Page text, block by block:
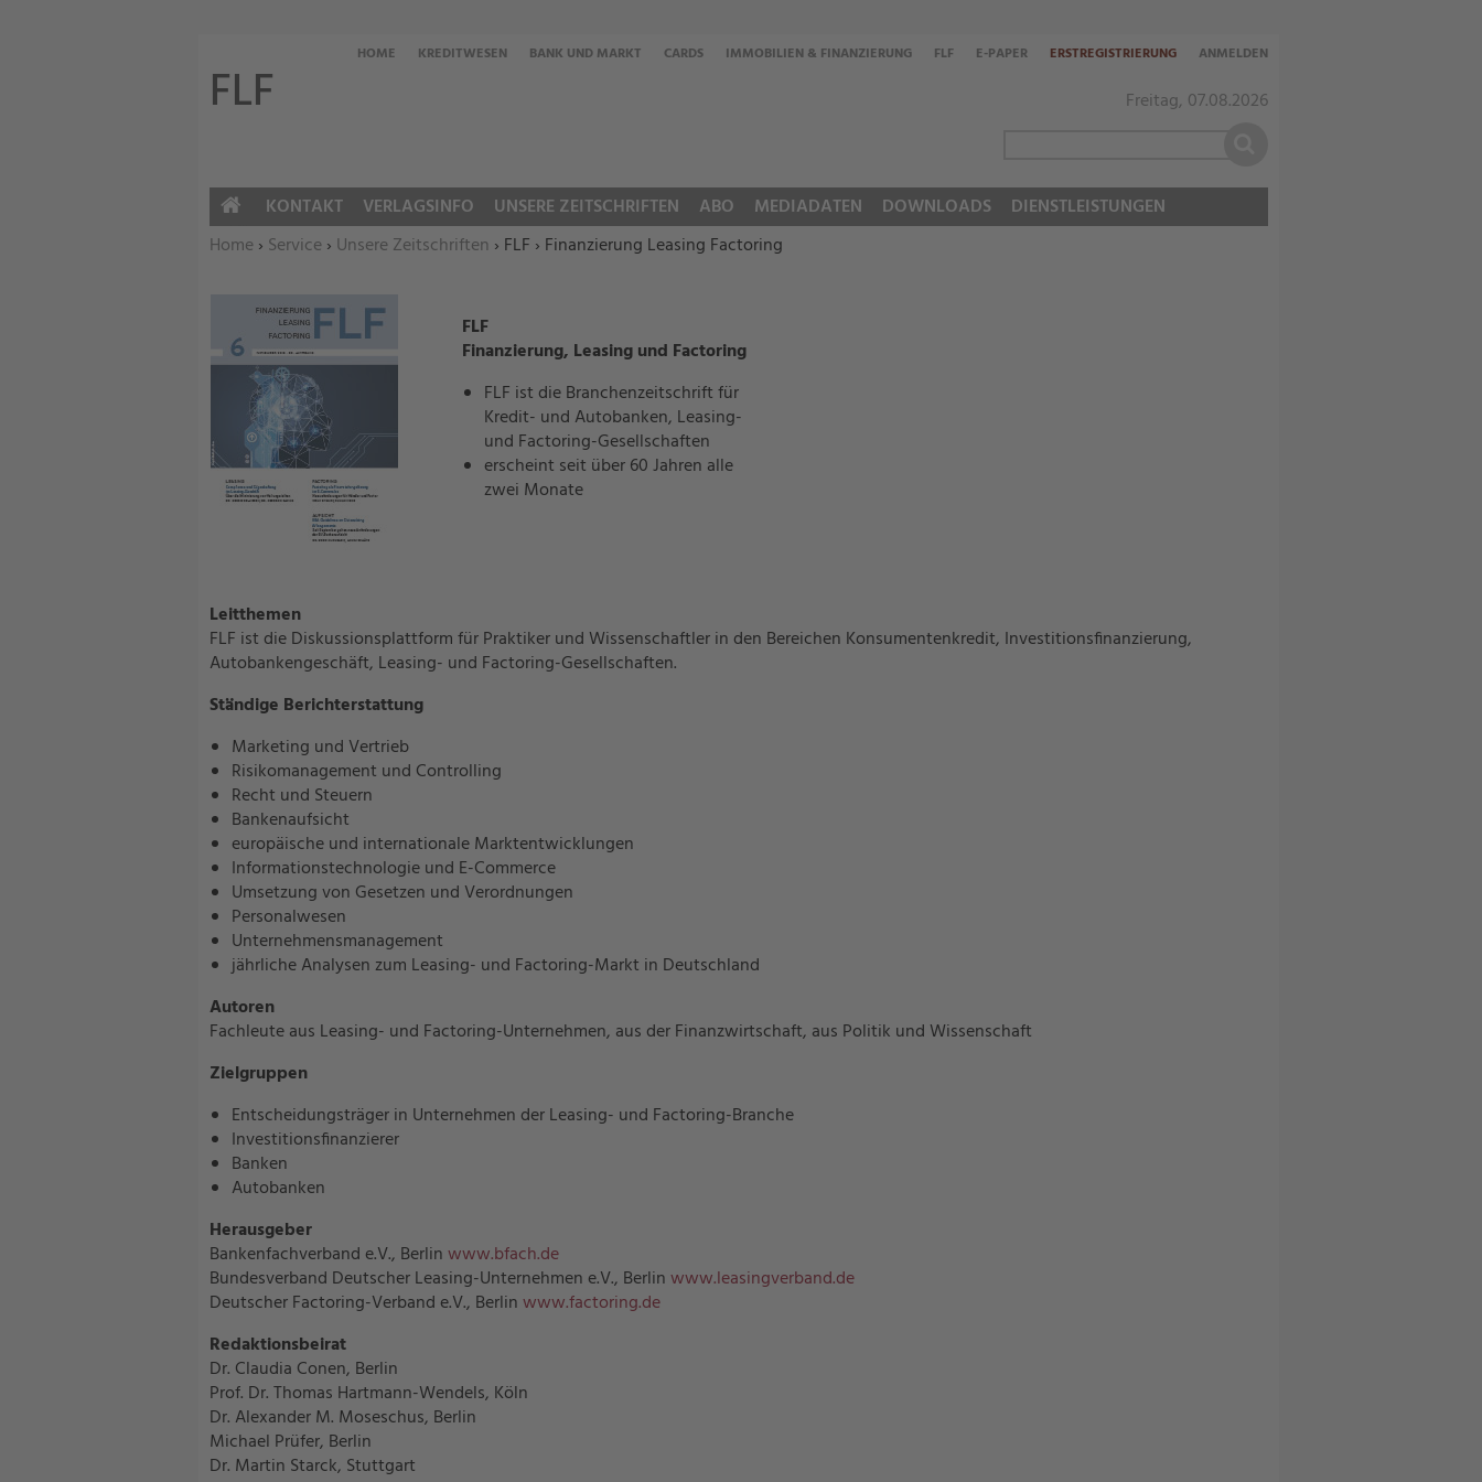
Freitag, 07.08.2026
FLF
HOME KREDITWESEN BANK UND MARKT CARDS IMMOBILIEN & FINANZIERUNG FLF E-PAPER ERSTREGISTRIERUNG ANMELDEN
Sie befinden sich hier:
Home › Service › Unsere Zeitschriften › FLF › Finanzierung Leasing Factoring
FLF
Finanzierung, Leasing und Factoring
FLF ist die Branchenzeitschrift für
Kredit- und Autobanken, Leasing-
und Factoring-Gesellschaften
erscheint seit über 60 Jahren alle
zwei Monate
Leitthemen
FLF ist die Diskussionsplattform für Praktiker und Wissenschaftler in den Bereichen Konsumentenkredit, Investitionsfinanzierung,
Autobankengeschäft, Leasing- und Factoring-Gesellschaften.
Ständige Berichterstattung
Marketing und Vertrieb
Risikomanagement und Controlling
Recht und Steuern
Bankenaufsicht
europäische und internationale Marktentwicklungen
Informationstechnologie und E-Commerce
Umsetzung von Gesetzen und Verordnungen
Personalwesen
Unternehmensmanagement
jährliche Analysen zum Leasing- und Factoring-Markt in Deutschland
Autoren
Fachleute aus Leasing- und Factoring-Unternehmen, aus der Finanzwirtschaft, aus Politik und Wissenschaft
Zielgruppen
Entscheidungsträger in Unternehmen der Leasing- und Factoring-Branche
Investitionsfinanzierer
Banken
Autobanken
Herausgeber
Bankenfachverband e.V., Berlinwww.bfach.de
Bundesverband Deutscher Leasing-Unternehmen e.V., Berlinwww.leasingverband.de
Deutscher Factoring-Verband e.V., Berlinwww.factoring.de
Redaktionsbeirat
Dr. Claudia Conen, Berlin
Prof. Dr. Thomas Hartmann-Wendels, Köln
Dr. Alexander M. Moseschus, Berlin
Michael Prüfer, Berlin
Dr. Martin Starck, Stuttgart
HOME
KONTAKT VERLAGSINFO UNSERE ZEITSCHRIFTEN ABO MEDIADATEN DOWNLOADS DIENSTLEISTUNGEN